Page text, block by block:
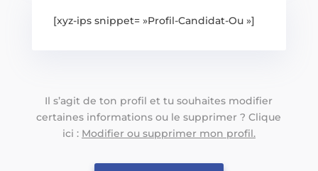
[xyz-ips snippet= »Profil-Candidat-Ou »]
Il s’agit de ton profil et tu souhaites modifier
certaines informations ou le supprimer ? Clique
ici : Modifier ou supprimer mon profil.